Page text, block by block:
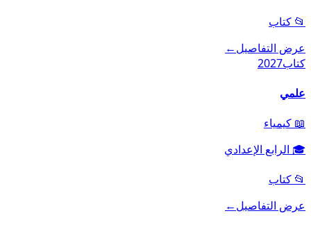
📂 كتاب
عرض التفاصيل←
كتاب2027
علمي
📖 كيمياء
🎓 الرابع الإعدادي
📂 كتاب
عرض التفاصيل←